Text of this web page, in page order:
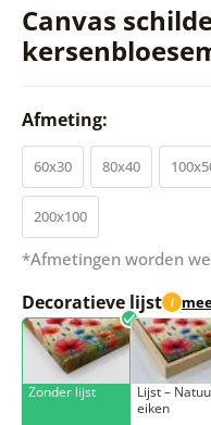
Canvas
Afmeting:
60x30 80x40
200x100
*Afmetingen worden
Decoratieve lijst i
Zonder lijst
Lijst –
eiken